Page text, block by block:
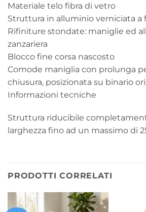
Materiale telo fibra di vetro
Struttura in alluminio verniciata a
Rifiniture stondate: maniglie ed
zanzariera
Blocco fine corsa nascosto
Comode maniglia con prolunga
chiusura, posizionata su binario
Informazioni tecniche
Struttura riducibile
larghezza fino ad un massimo di
PRODOTTI CORRELATI